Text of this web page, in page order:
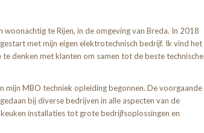
te Rijen, in de omgeving van Breda. In 2018
met mijn eigen elektrotechnisch bedrijf. Ik vind het
denken met klanten om samen tot de beste technische
mijn MBO techniek opleiding begonnen. De voorgaande
bij diverse bedrijven in alle aspecten van de
installaties tot grote bedrijfsoplossingen en